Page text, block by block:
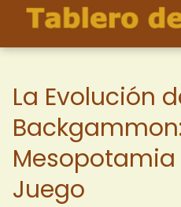
La Evolución
Mesopotamia
Juego